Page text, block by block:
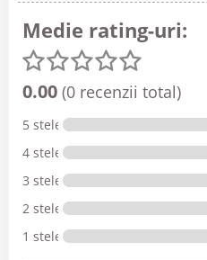
Medie rating-uri:
0.00 (0 recenzii total)
5 stele
4 stele
3 stele
2 stele
1 stele